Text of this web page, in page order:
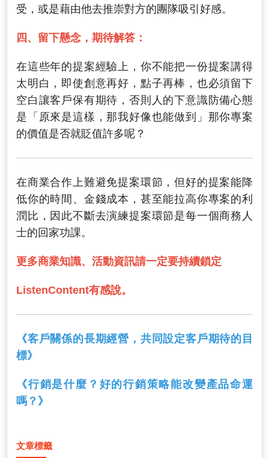
受，或是藉由他去推崇對方的團隊吸引好感。
四、留下懸念，期待解答：
在這些年的提案經驗上，你不能把一份提案講得
太明白，即使創意再好，點子再棒，也必須留下
空白讓客戶保有期待，否則人的下意識防備心態
是「原來是這樣，那我好像也能做到」那你專案
的價值是否就貶值許多呢？
在商業合作上難避免提案環節，但好的提案能降
低你的時間、金錢成本，甚至能拉高你專案的利
潤比，因此不斷去演練提案環節是每一個商務人
士的回家功課。
更多商業知識、活動資訊請一定要持續鎖定
ListenContent有感說。
《客戶關係的長期經營，共同設定客戶期待的目
標》
《行銷是什麼？好的行銷策略能改變產品命運
嗎？》
文章標籤